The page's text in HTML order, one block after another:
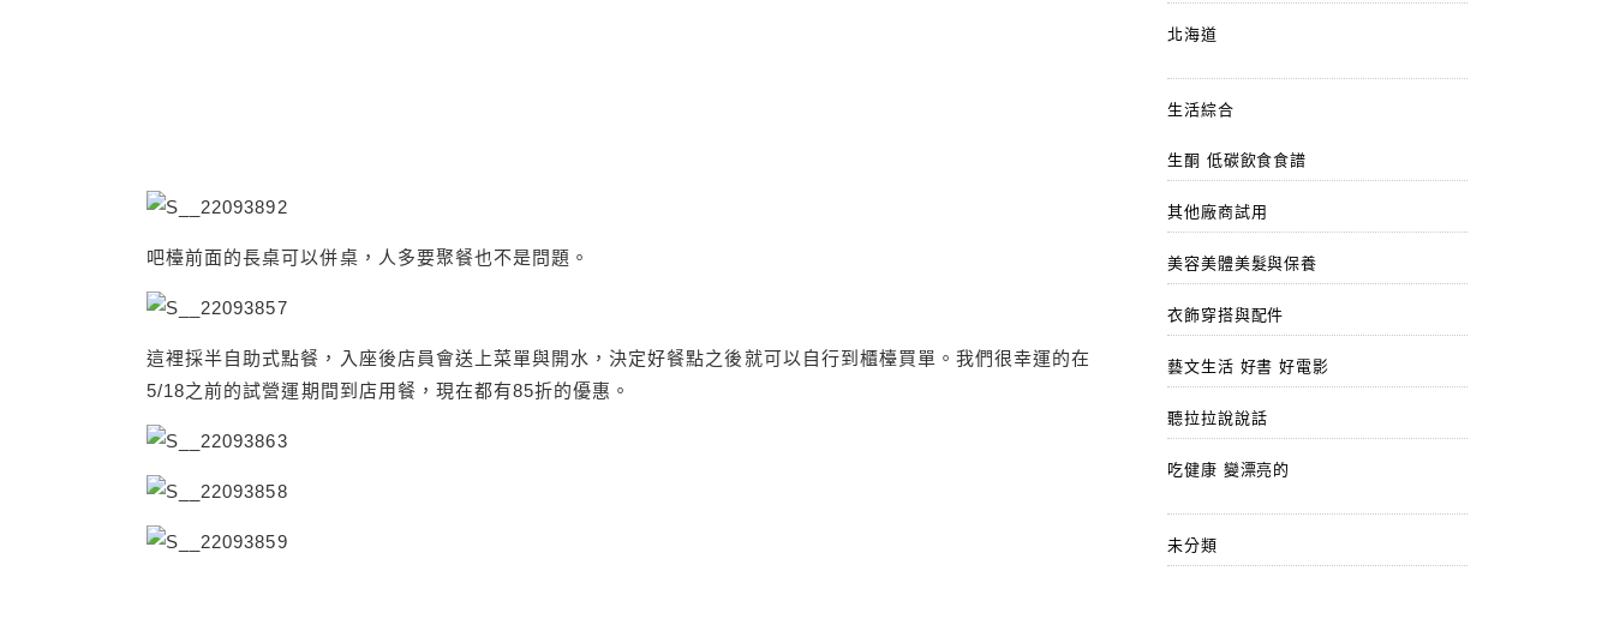
吧檯前面的長桌可以併桌，人多要聚餐也不是問題。
這裡採半自助式點餐，入座後店員會送上菜單與開水，決定好餐點之後就可以自行到櫃檯買單。我們很幸運的在
5/18之前的試營運期間到店用餐，現在都有85折的優惠。
北海道
生活綜合
生酮 低碳飲食食譜
其他廠商試用
美容美體美髮與保養
衣飾穿搭與配件
藝文生活 好書 好電影
聽拉拉說說話
吃健康 變漂亮的
未分類